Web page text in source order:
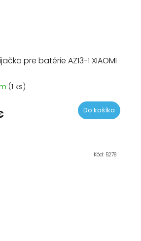
pre batérie AZ13-1 XIAOMI
(1 ks)
Do košíka
Kód: 5278